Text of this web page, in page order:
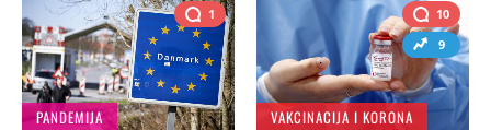
1
PANDEMIJA
10
9
VAKCINACIJA I KORONA